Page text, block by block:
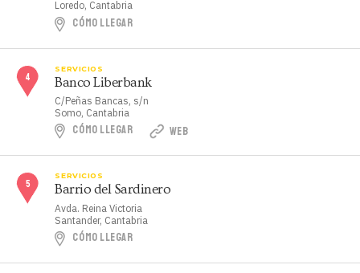
Loredo, Cantabria
CÓMO LLEGAR
SERVICIOS
Banco Liberbank
C/Peñas Bancas, s/n
Somo, Cantabria
CÓMO LLEGAR WEB
SERVICIOS
Barrio del Sardinero
Avda. Reina Victoria
Santander, Cantabria
CÓMO LLEGAR